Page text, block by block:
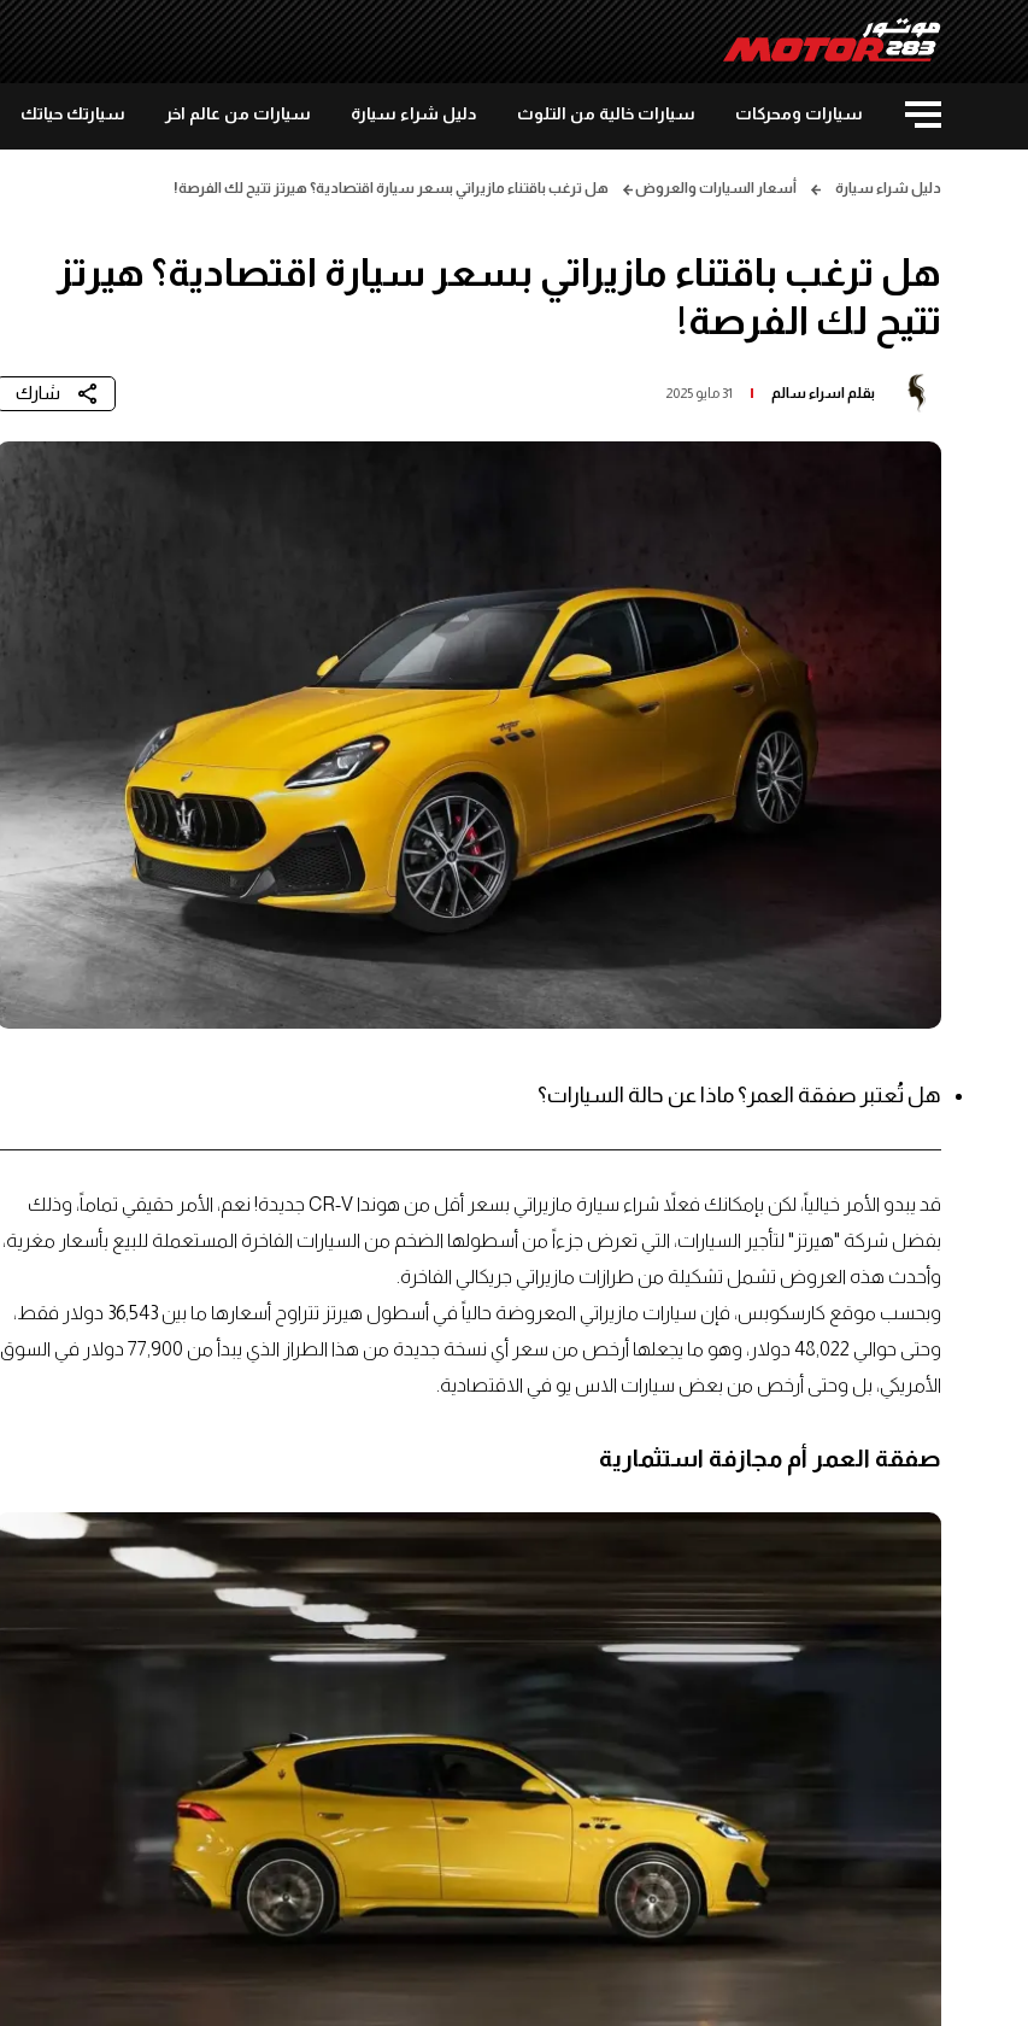
سيارات ومحركات سيارات خالية من التلوث دليل شراء سيارة سيارات من عالم اخر سيارتك حياتك
دليل شراء سيارة أسعار السيارات والعروض هل ترغب باقتناء مازيراتي بسعر سيارة اقتصادية؟ هيرتز تتيح لك الفرصة!
هل ترغب باقتناء مازيراتي بسعر سيارة اقتصادية؟ هيرتز
تتيح لك الفرصة!
بقلم اسراء سالم 31 مايو 2025 شارك
هل تُعتبر صفقة العمر؟ ماذا عن حالة السيارات؟
قد يبدو الأمر خيالياً، لكن بإمكانك فعلاً شراء سيارة مازيراتي بسعر أقل من هوندا CR-V جديدة! نعم، الأمر حقيقي تماماً، وذلك
بفضل شركة "هيرتز" لتأجير السيارات، التي تعرض جزءاً من أسطولها الضخم من السيارات الفاخرة المستعملة للبيع بأسعار مغرية،
وأحدث هذه العروض تشمل تشكيلة من طرازات مازيراتي جريكالي الفاخرة.
وبحسب موقع كارسكوبس، فإن سيارات مازيراتي المعروضة حالياً في أسطول هيرتز تتراوح أسعارها ما بين 36,543 دولار فقط،
وحتى حوالي 48,022 دولار، وهو ما يجعلها أرخص من سعر أي نسخة جديدة من هذا الطراز الذي يبدأ من 77,900 دولار في السوق
الأمريكي، بل وحتى أرخص من بعض سيارات الاس يو في الاقتصادية.
صفقة العمر أم مجازفة استثمارية